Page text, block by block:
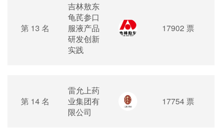
第 13 名
吉林敖东
龟芪参口
服液产品
研发创新
实践
17902 票
第 14 名
雷允上药
业集团有
限公司
17754 票